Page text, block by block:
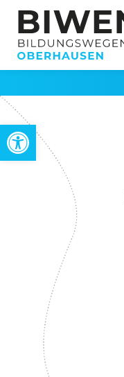
Werkzeugleiste öffnen